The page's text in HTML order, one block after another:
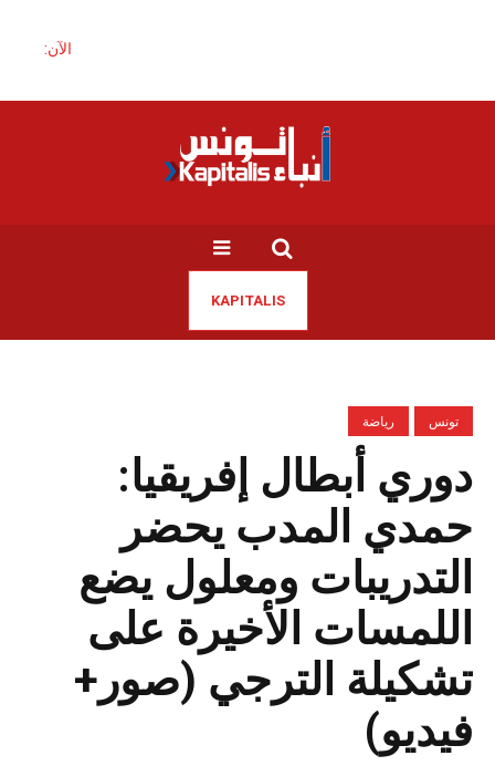
الآن:
KAPITALIS
تونس رياضة
دوري أبطال إفريقيا:
حمدي المدب يحضر
التدريبات ومعلول يضع
اللمسات الأخيرة على
تشكيلة الترجي (صور+
فيديو)